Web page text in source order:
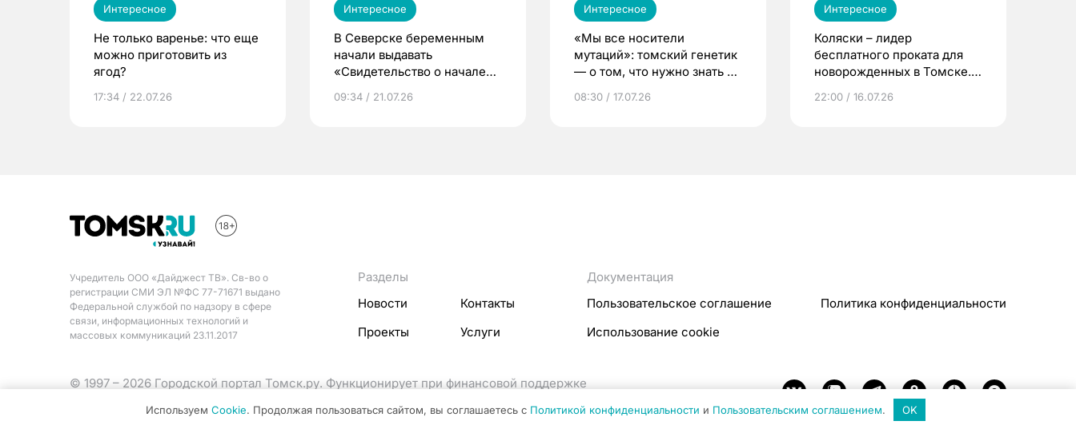
Интересное
Не только варенье: что еще
можно приготовить из
ягод?
17:34 / 22.07.26
Интересное
В Северске беременным
начали выдавать
«Свидетельство о начале
09:34 / 21.07.26
Интересное
«Мы все носители
мутаций»: томский генетик
— о том, что нужно знать до
08:30 / 17.07.26
Интересное
Коляски – лидер
бесплатного проката для
новорожденных в Томске.
22:00 / 16.07.26
Учредитель ООО «Дайджест ТВ». Св-во о
регистрации СМИ ЭЛ №ФС 77-71671 выдано
Федеральной службой по надзору в сфере
связи, информационных технологий и
массовых коммуникаций 23.11.2017
Разделы
Новости
Контакты
Проекты
Услуги
Документация
Пользовательское соглашение
Политика конфиденциальности
Использование cookie
© 1997 – 2026 Городской портал Томск.ру. Функционирует при финансовой поддержке
Используем Cookie. Продолжая пользоваться сайтом, вы соглашаетесь с Политикой конфиденциальности и Пользовательским соглашением. OK